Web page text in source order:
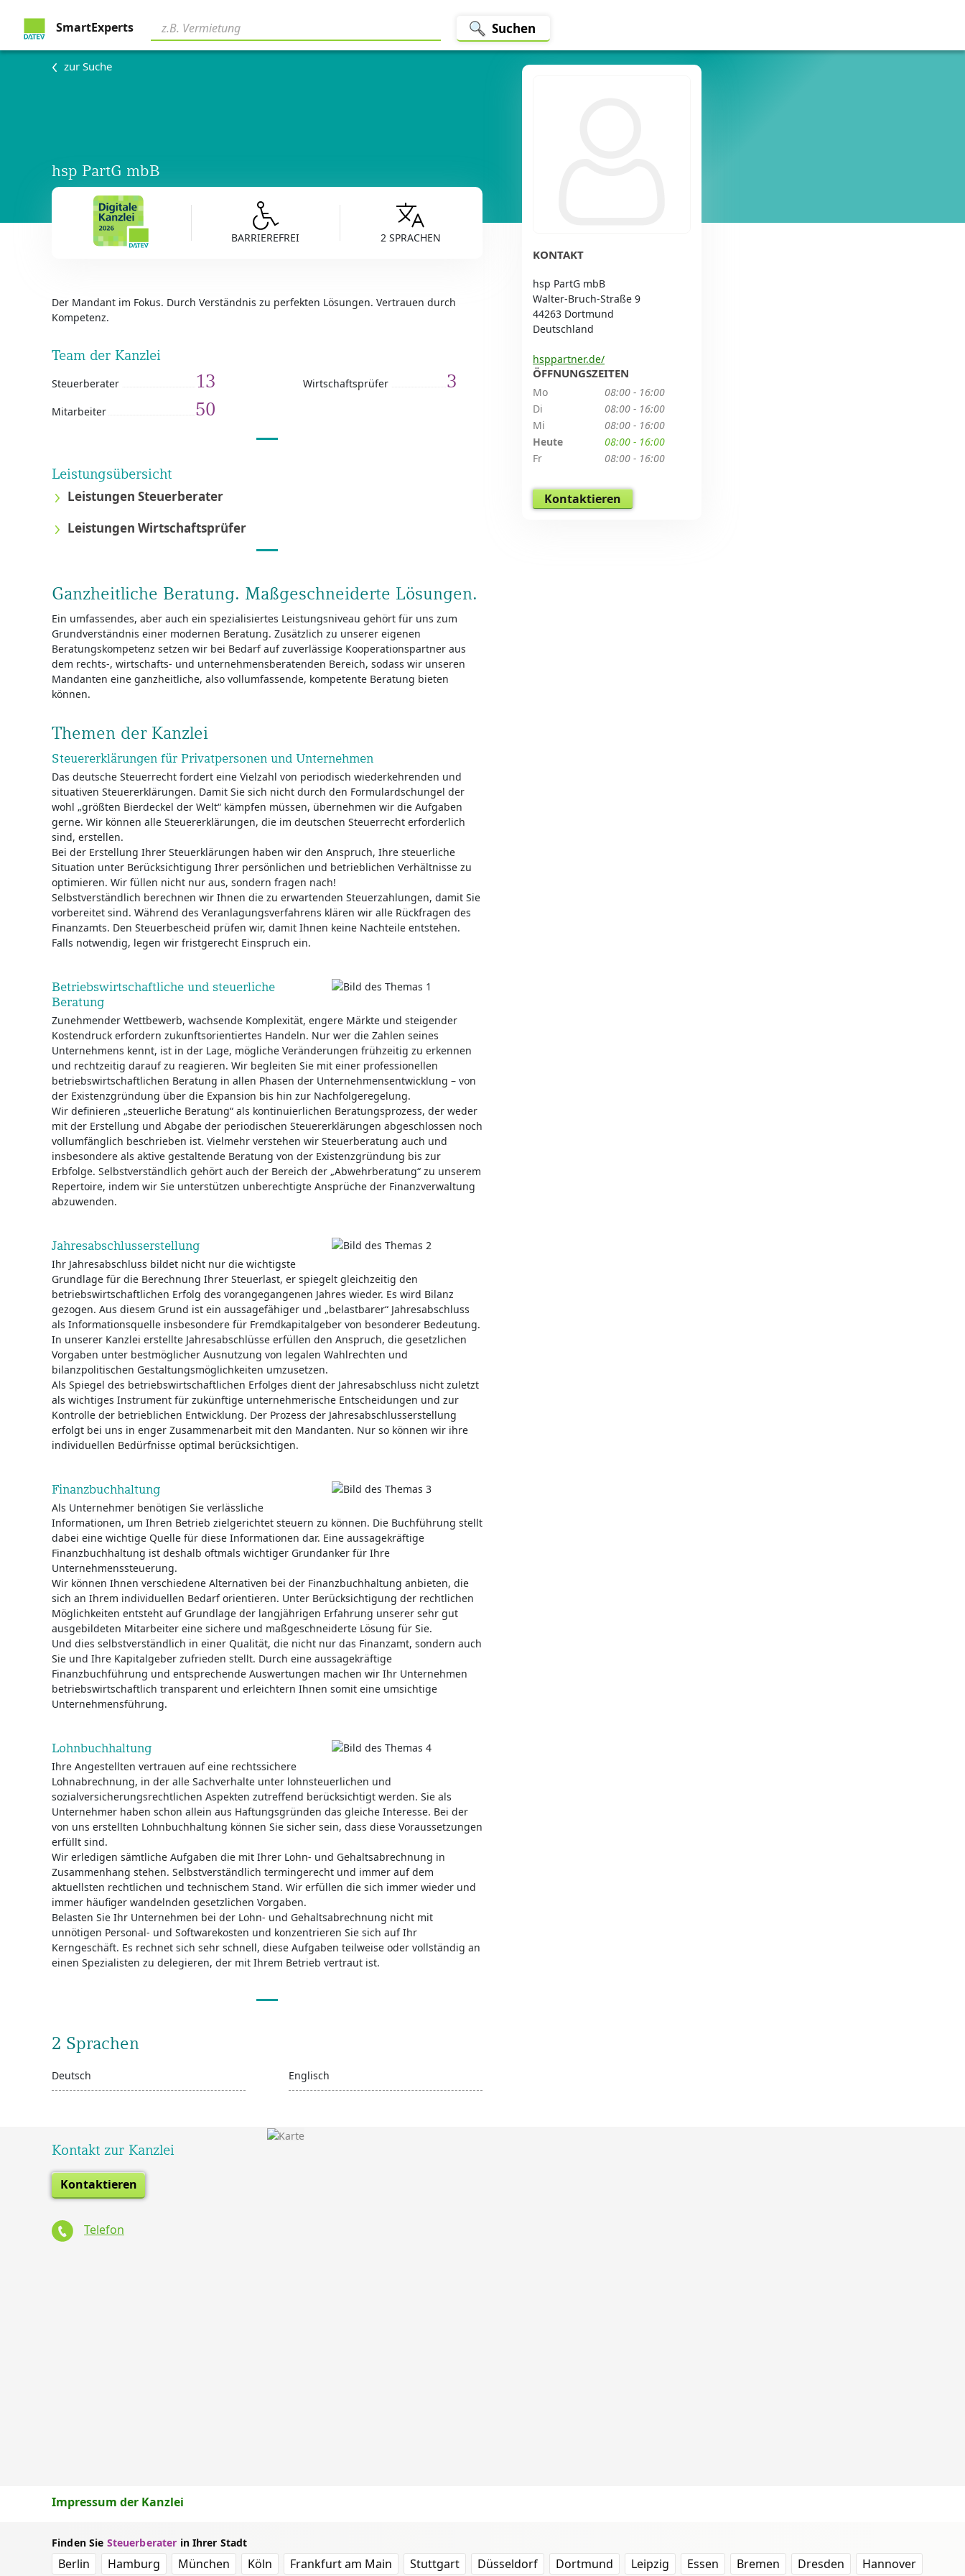
SmartExperts Suchen
zur Suche
hsp PartG mbB
BARRIEREFREI 2 SPRACHEN
Der Mandant im Fokus. Durch Verständnis zu perfekten Lösungen. Vertrauen durch
Kompetenz.
Team der Kanzlei
Steuerberater 13 Wirtschaftsprüfer 3
Mitarbeiter 50
Leistungsübersicht
Leistungen Steuerberater
Leistungen Wirtschaftsprüfer
Ganzheitliche Beratung. Maßgeschneiderte Lösungen.
Ein umfassendes, aber auch ein spezialisiertes Leistungsniveau gehört für uns zum
Grundverständnis einer modernen Beratung. Zusätzlich zu unserer eigenen
Beratungskompetenz setzen wir bei Bedarf auf zuverlässige Kooperationspartner aus
dem rechts-, wirtschafts- und unternehmensberatenden Bereich, sodass wir unseren
Mandanten eine ganzheitliche, also vollumfassende, kompetente Beratung bieten
können.
Themen der Kanzlei
Steuererklärungen für Privatpersonen und Unternehmen
Das deutsche Steuerrecht fordert eine Vielzahl von periodisch wiederkehrenden und
situativen Steuererklärungen. Damit Sie sich nicht durch den Formulardschungel der
wohl „größten Bierdeckel der Welt“ kämpfen müssen, übernehmen wir die Aufgaben
gerne. Wir können alle Steuererklärungen, die im deutschen Steuerrecht erforderlich
sind, erstellen.
Bei der Erstellung Ihrer Steuerklärungen haben wir den Anspruch, Ihre steuerliche
Situation unter Berücksichtigung Ihrer persönlichen und betrieblichen Verhältnisse zu
optimieren. Wir füllen nicht nur aus, sondern fragen nach!
Selbstverständlich berechnen wir Ihnen die zu erwartenden Steuerzahlungen, damit Sie
vorbereitet sind. Während des Veranlagungsverfahrens klären wir alle Rückfragen des
Finanzamts. Den Steuerbescheid prüfen wir, damit Ihnen keine Nachteile entstehen.
Falls notwendig, legen wir fristgerecht Einspruch ein.
Betriebswirtschaftliche und steuerliche
Beratung
Zunehmender Wettbewerb, wachsende Komplexität, engere Märkte und steigender
Kostendruck erfordern zukunftsorientiertes Handeln. Nur wer die Zahlen seines
Unternehmens kennt, ist in der Lage, mögliche Veränderungen frühzeitig zu erkennen
und rechtzeitig darauf zu reagieren. Wir begleiten Sie mit einer professionellen
betriebswirtschaftlichen Beratung in allen Phasen der Unternehmensentwicklung – von
der Existenzgründung über die Expansion bis hin zur Nachfolgeregelung.
Wir definieren „steuerliche Beratung“ als kontinuierlichen Beratungsprozess, der weder
mit der Erstellung und Abgabe der periodischen Steuererklärungen abgeschlossen noch
vollumfänglich beschrieben ist. Vielmehr verstehen wir Steuerberatung auch und
insbesondere als aktive gestaltende Beratung von der Existenzgründung bis zur
Erbfolge. Selbstverständlich gehört auch der Bereich der „Abwehrberatung“ zu unserem
Repertoire, indem wir Sie unterstützen unberechtigte Ansprüche der Finanzverwaltung
abzuwenden.
Jahresabschlusserstellung
Ihr Jahresabschluss bildet nicht nur die wichtigste
Grundlage für die Berechnung Ihrer Steuerlast, er spiegelt gleichzeitig den
betriebswirtschaftlichen Erfolg des vorangegangenen Jahres wieder. Es wird Bilanz
gezogen. Aus diesem Grund ist ein aussagefähiger und „belastbarer“ Jahresabschluss
als Informationsquelle insbesondere für Fremdkapitalgeber von besonderer Bedeutung.
In unserer Kanzlei erstellte Jahresabschlüsse erfüllen den Anspruch, die gesetzlichen
Vorgaben unter bestmöglicher Ausnutzung von legalen Wahlrechten und
bilanzpolitischen Gestaltungsmöglichkeiten umzusetzen.
Als Spiegel des betriebswirtschaftlichen Erfolges dient der Jahresabschluss nicht zuletzt
als wichtiges Instrument für zukünftige unternehmerische Entscheidungen und zur
Kontrolle der betrieblichen Entwicklung. Der Prozess der Jahresabschlusserstellung
erfolgt bei uns in enger Zusammenarbeit mit den Mandanten. Nur so können wir ihre
individuellen Bedürfnisse optimal berücksichtigen.
Finanzbuchhaltung
Als Unternehmer benötigen Sie verlässliche
Informationen, um Ihren Betrieb zielgerichtet steuern zu können. Die Buchführung stellt
dabei eine wichtige Quelle für diese Informationen dar. Eine aussagekräftige
Finanzbuchhaltung ist deshalb oftmals wichtiger Grundanker für Ihre
Unternehmenssteuerung.
Wir können Ihnen verschiedene Alternativen bei der Finanzbuchhaltung anbieten, die
sich an Ihrem individuellen Bedarf orientieren. Unter Berücksichtigung der rechtlichen
Möglichkeiten entsteht auf Grundlage der langjährigen Erfahrung unserer sehr gut
ausgebildeten Mitarbeiter eine sichere und maßgeschneiderte Lösung für Sie.
Und dies selbstverständlich in einer Qualität, die nicht nur das Finanzamt, sondern auch
Sie und Ihre Kapitalgeber zufrieden stellt. Durch eine aussagekräftige
Finanzbuchführung und entsprechende Auswertungen machen wir Ihr Unternehmen
betriebswirtschaftlich transparent und erleichtern Ihnen somit eine umsichtige
Unternehmensführung.
Lohnbuchhaltung
Ihre Angestellten vertrauen auf eine rechtssichere
Lohnabrechnung, in der alle Sachverhalte unter lohnsteuerlichen und
sozialversicherungsrechtlichen Aspekten zutreffend berücksichtigt werden. Sie als
Unternehmer haben schon allein aus Haftungsgründen das gleiche Interesse. Bei der
von uns erstellten Lohnbuchhaltung können Sie sicher sein, dass diese Voraussetzungen
erfüllt sind.
Wir erledigen sämtliche Aufgaben die mit Ihrer Lohn- und Gehaltsabrechnung in
Zusammenhang stehen. Selbstverständlich termingerecht und immer auf dem
aktuellsten rechtlichen und technischem Stand. Wir erfüllen die sich immer wieder und
immer häufiger wandelnden gesetzlichen Vorgaben.
Belasten Sie Ihr Unternehmen bei der Lohn- und Gehaltsabrechnung nicht mit
unnötigen Personal- und Softwarekosten und konzentrieren Sie sich auf Ihr
Kerngeschäft. Es rechnet sich sehr schnell, diese Aufgaben teilweise oder vollständig an
einen Spezialisten zu delegieren, der mit Ihrem Betrieb vertraut ist.
2 Sprachen
Deutsch Englisch
KONTAKT
hsp PartG mbB
Walter-Bruch-Straße 9
44263 Dortmund
Deutschland
hsppartner.de/
ÖFFNUNGSZEITEN
Mo
08:00 - 16:00
Di
08:00 - 16:00
Mi
08:00 - 16:00
Heute
08:00 - 16:00
Fr
08:00 - 16:00
Kontaktieren
Kontakt zur Kanzlei
Kontaktieren
Telefon
Impressum der Kanzlei
Finden Sie Steuerberater in Ihrer Stadt
Berlin Hamburg München Köln Frankfurt am Main Stuttgart Düsseldorf Dortmund Leipzig Essen Bremen Dresden Hannover